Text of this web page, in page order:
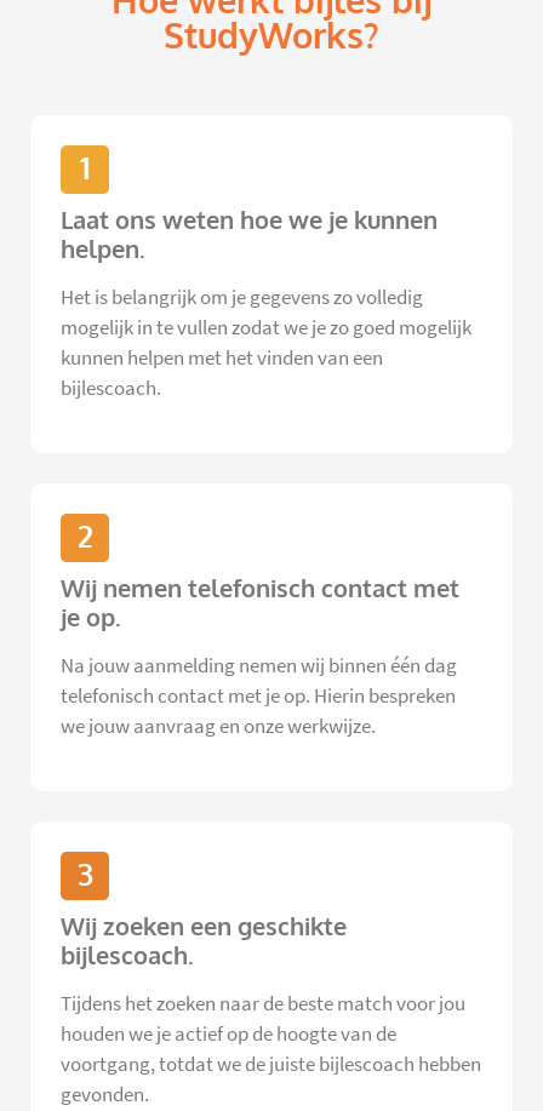
StudyWorks?
1
Laat ons weten hoe we je kunnen
helpen.
Het is belangrijk om je gegevens zo volledig
mogelijk in te vullen zodat we je zo goed mogelijk
kunnen helpen met het vinden van een
bijlescoach.
2
Wij nemen telefonisch contact met
je op.
Na jouw aanmelding nemen wij binnen één dag
telefonisch contact met je op. Hierin bespreken
we jouw aanvraag en onze werkwijze.
3
Wij zoeken een geschikte
bijlescoach.
Tijdens het zoeken naar de beste match voor jou
houden we je actief op de hoogte van de
voortgang, totdat we de juiste bijlescoach hebben
gevonden.